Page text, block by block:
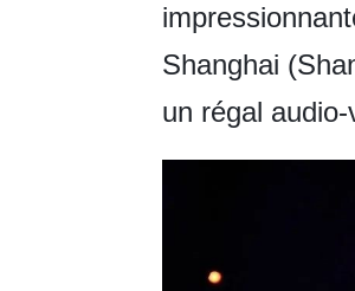
Shanghai
un régal audio-